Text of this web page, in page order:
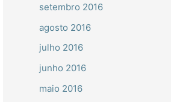
setembro 2016
agosto 2016
julho 2016
junho 2016
maio 2016